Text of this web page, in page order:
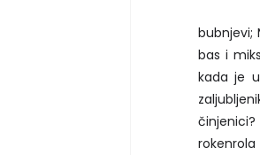
bubnjevi;
bas i
kada je